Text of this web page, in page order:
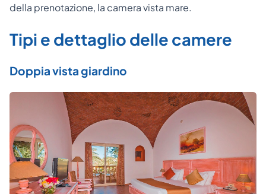
della prenotazione, la camera vista mare.
Tipi e dettaglio delle camere
Doppia vista giardino